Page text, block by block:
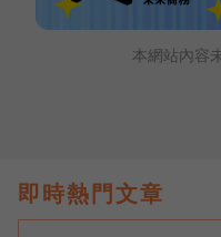
本網站內容
即時熱門文章